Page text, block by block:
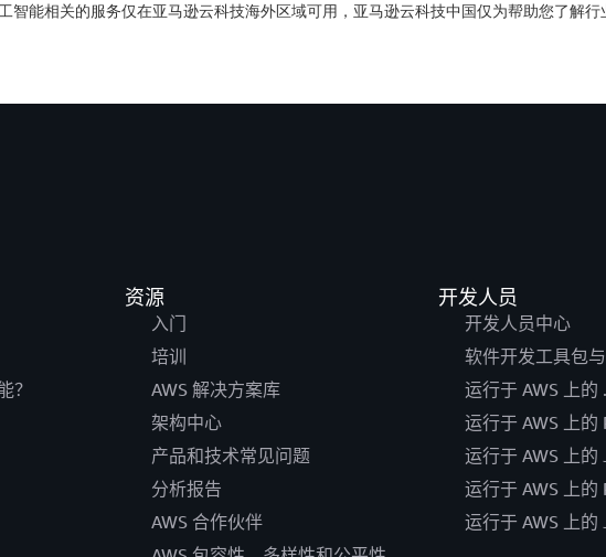
智能相关的服务仅在亚马逊云科技海外区域可用，亚马逊云科技中国仅为帮助您了解行
？
资源
入门
培训
AWS 解决方案库
架构中心
产品和技术常见问题
分析报告
AWS 合作伙伴
开发人员
开发人员中心
软件开发工具包
运行于 AWS 上的
运行于 AWS 上的
运行于 AWS 上的
运行于 AWS 上的
运行于 AWS 上的